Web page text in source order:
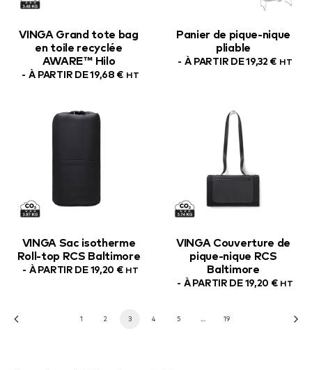
VINGA Grand tote bag
en toile recyclée
AWARE™ Hilo
À PARTIR DE19,68 € HT
Panier de pique-nique
pliable
À PARTIR DE19,32 € HT
VINGA Sac isotherme
Roll-top RCS Baltimore
À PARTIR DE19,20 € HT
VINGA Couverture de
pique-nique RCS
Baltimore
À PARTIR DE19,20 € HT
1 2 3 4 5 19